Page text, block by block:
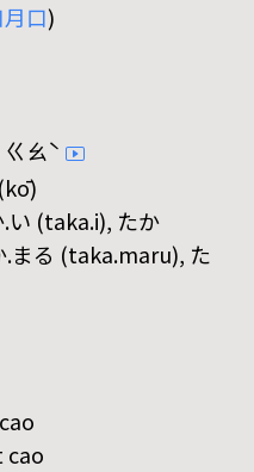
月口)
ㄠˋ
.い (taka.i), たか
まる (taka.maru), た
cao